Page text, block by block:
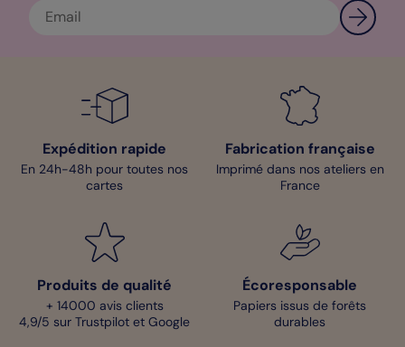
Expédition rapide
En 24h-48h pour toutes nos
cartes
Fabrication française
Imprimé dans nos ateliers en
France
Produits de qualité
+ 14000 avis clients
4,9/5 sur Trustpilot et Google
Écoresponsable
Papiers issus de forêts
durables